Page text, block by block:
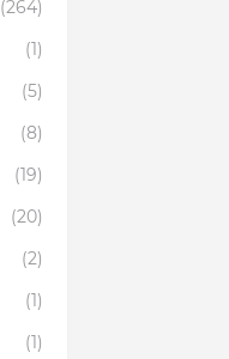
(264)
(1)
(5)
(8)
(19)
(20)
(2)
(1)
(1)